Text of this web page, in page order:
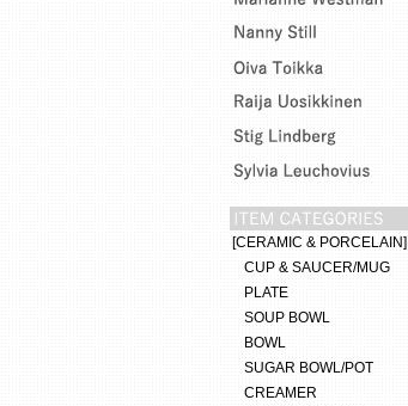
[CERAMIC & PORCELAIN]
CUP & SAUCER/MUG
PLATE
SOUP BOWL
BOWL
SUGAR BOWL/POT
CREAMER